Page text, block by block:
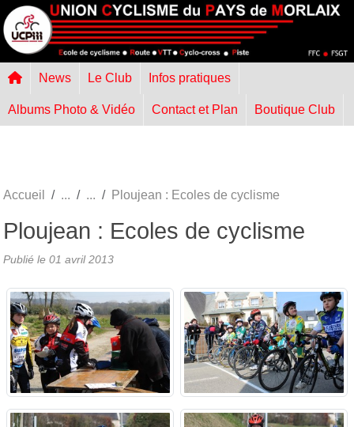
News Le Club Infos pratiques
Albums Photo & Vidéo Contact et Plan Boutique Club
Accueil Ploujean : Ecoles de cyclisme
Ploujean : Ecoles de cyclisme
Publié le 01 avril 2013
Panneau de gestion des cookies